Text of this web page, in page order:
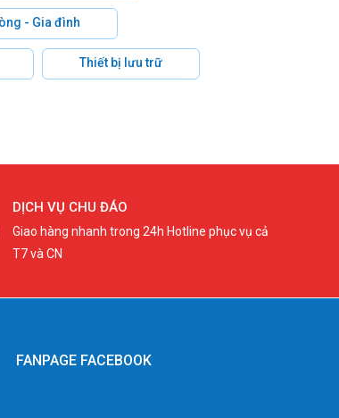
- Gia đình
Thiết bị lưu trữ
DỊCH VỤ CHU ĐÁO
Giao hàng nhanh trong 24h Hotline phục vụ cả
T7 và CN
FANPAGE FACEBOOK